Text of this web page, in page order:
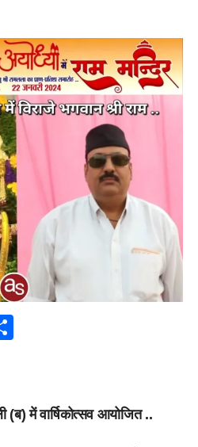
Share
में वार्षिकोत्सव आयोजित ..